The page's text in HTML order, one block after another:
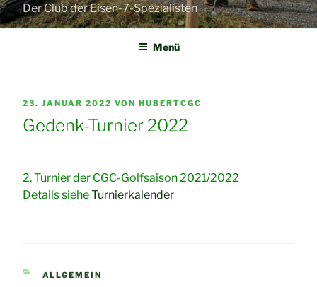
Der Club der Eisen-7-Spezialisten
Menü
VERÖFFENTLICHT
AM
23. JANUAR 2022 VON HUBERTCGC
Gedenk-Turnier 2022
2. Turnier der CGC-Golfsaison 2021/2022
Details sieheTurnierkalender
KATEGORIEN
ALLGEMEIN